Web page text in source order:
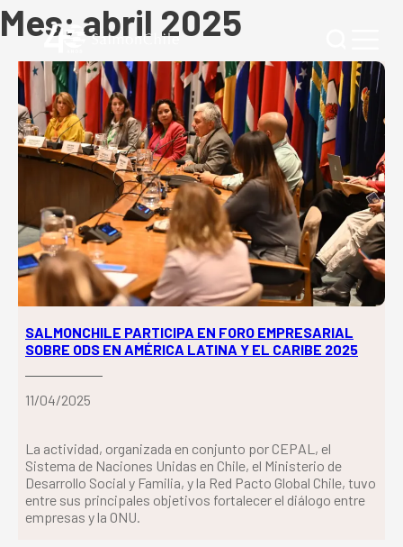
Mes: abril 2025
SALMONCHILE PARTICIPA EN FORO EMPRESARIAL
SOBRE ODS EN AMÉRICA LATINA Y EL CARIBE 2025
11/04/2025
La actividad, organizada en conjunto por CEPAL, el
Sistema de Naciones Unidas en Chile, el Ministerio de
Desarrollo Social y Familia, y la Red Pacto Global Chile, tuvo
entre sus principales objetivos fortalecer el diálogo entre
empresas y la ONU.